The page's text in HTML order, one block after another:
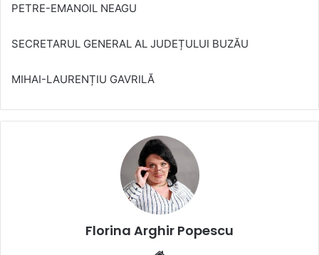
PETRE-EMANOIL NEAGU
SECRETARUL GENERAL AL JUDEȚULUI BUZĂU
MIHAI-LAURENȚIU GAVRILĂ
Florina Arghir Popescu